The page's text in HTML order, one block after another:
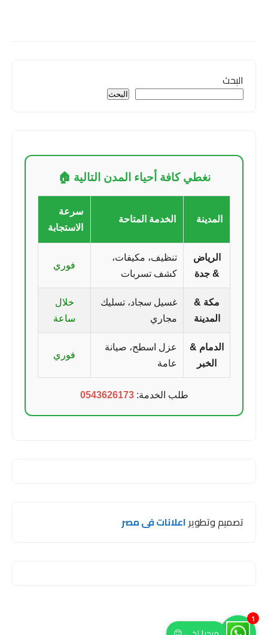
البحث
البحث
نغطي كافة أحياء المدن التالية 🏠
المدينة الخدمة المتاحة
سرعة
الاستجابة
الرياض
& جدة
تنظيف، مكيفات،
كشف تسربات
فوري
مكة &
المدينة
غسيل سجاد، تسليك
مجاري
خلال
ساعة
الدمام &
الخبر
عزل اسطح، صيانة
عامة
فوري
طلب الخدمة:0543626173
تصميم وتطويراعلانات فى مصر